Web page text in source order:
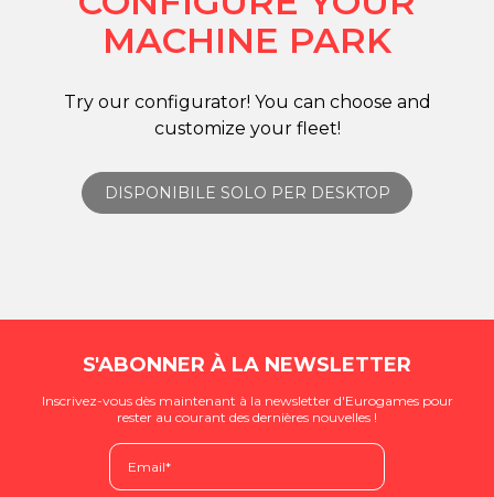
MACHINE PARK
Try our configurator! You can choose and
customize your fleet!
DISPONIBILE SOLO PER DESKTOP
S'ABONNER À LA NEWSLETTER
Inscrivez-vous dès maintenant à la newsletter d'Eurogames pour
rester au courant des dernières nouvelles !